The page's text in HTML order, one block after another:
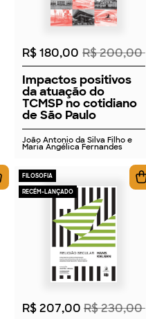
R$ 180,00 R$ 200,00
Impactos positivos
da atuação do
TCMSP no cotidiano
de São Paulo
João Antonio da Silva Filho e
Maria Angélica Fernandes
FILOSOFIA
RECÉM-LANÇADO
2026
R$ 207,00 R$ 230,00